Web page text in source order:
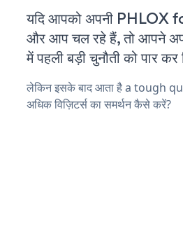
यदि आपको अपनी PHLOX
और आप चल रहे हैं, तो आपने
में पहली बड़ी चुनौती को पार कर
लेकिन इसके बाद आता है a tough
अधिक विज़िटर्स का समर्थन कैसे करें?